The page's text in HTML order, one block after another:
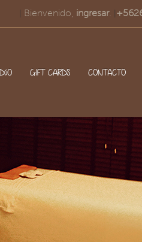
Bienvenido, ingresar.
GIFT CARDS CONTACTO